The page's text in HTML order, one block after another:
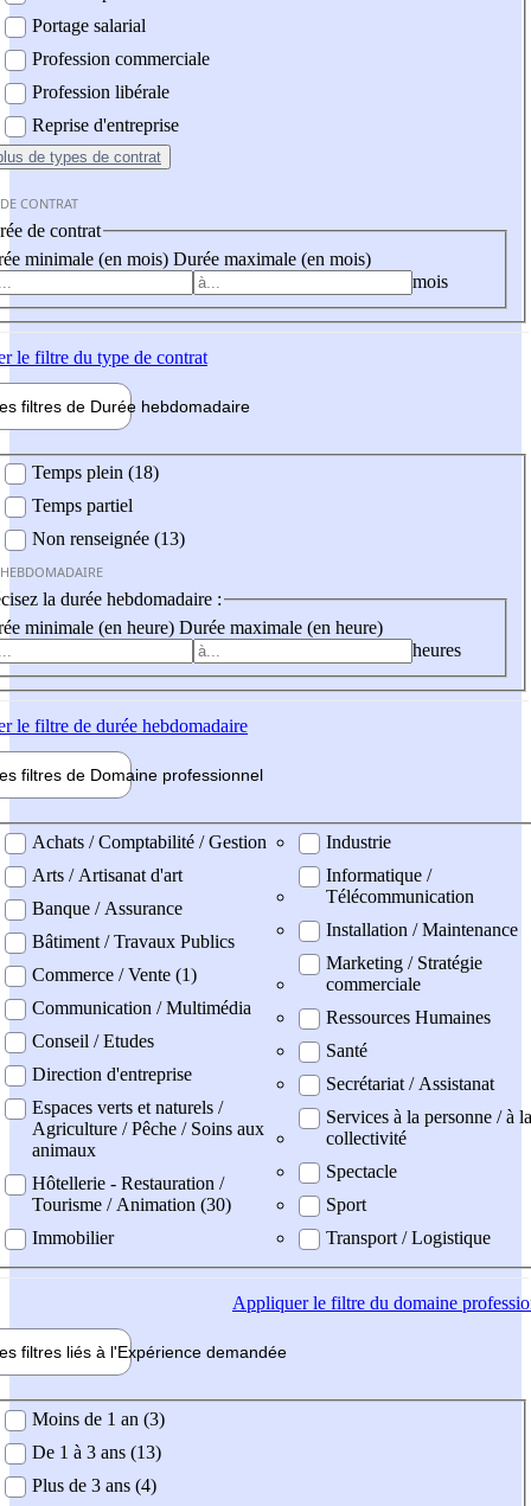
Portage salarial
Profession commerciale
Profession libérale
Reprise d'entreprise
de types de contrat
CONTRAT
de contrat
minimale (en mois) Durée maximale (en mois)
mois
le filtre du type de contrat
filtres de Durée hebdomadaire
Temps plein (18)
Temps partiel
Non renseignée (13)
la durée hebdomadaire :
minimale (en heure) Durée maximale (en heure)
heures
le filtre de durée hebdomadaire
filtres de Domaine professionnel
professionel
Achats / Comptabilité / Gestion
Arts / Artisanat d'art
Banque / Assurance
Bâtiment / Travaux Publics
Commerce / Vente (1)
Communication / Multimédia
Conseil / Etudes
Direction d'entreprise
Espaces verts et naturels /
Agriculture / Pêche / Soins aux
animaux
Hôtellerie - Restauration /
Tourisme / Animation (30)
Immobilier
Industrie
Informatique /
Télécommunication
Installation / Maintenance
Marketing / Stratégie
commerciale
Ressources Humaines
Santé
Secrétariat / Assistanat
Services à la personne / à la
collectivité
Spectacle
Sport
Transport / Logistique
Appliquerle filtre du domaine
filtres liés à l'Expérience demandée
demandée
Moins de 1 an (3)
De 1 à 3 ans (13)
Plus de 3 ans (4)